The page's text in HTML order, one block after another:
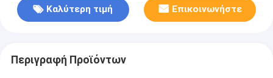
Καλύτερη τιμή Επικοινωνήστε
Περιγραφή Προϊόντων